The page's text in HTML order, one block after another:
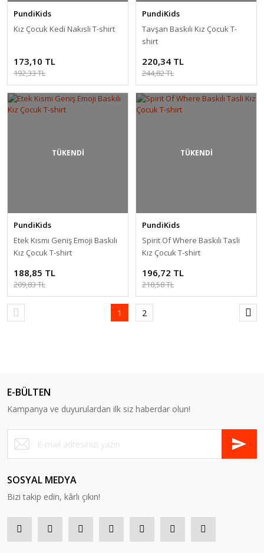
PundiKids
Kız Çocuk Kedi Nakısli T-shirt
173,10 TL
192,33 TL
PundiKids
Tavşan Baskılı Kız Çocuk T-
shirt
220,34 TL
244,82 TL
TÜKENDİ
PundiKids
Etek Kısmı Geniş Emoji Baskılı
Kız Çocuk T-shirt
188,85 TL
209,83 TL
TÜKENDİ
PundiKids
Spirit Of Where Baskılı Tasli
Kız Çocuk T-shirt
196,72 TL
218,58 TL
1 2
E-BÜLTEN
Kampanya ve duyurulardan ilk siz haberdar olun!
SOSYAL MEDYA
Bizi takip edin, kârlı çıkın!